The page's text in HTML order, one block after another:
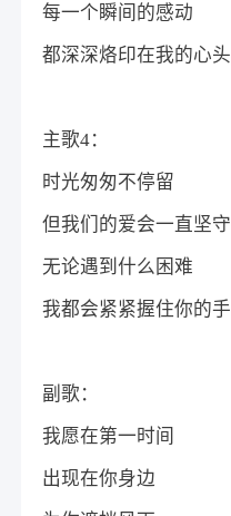
每一个瞬间的感动
都深深烙印在我的心头
主歌4：
时光匆匆不停留
但我们的爱会一直坚守
无论遇到什么困难
我都会紧紧握住你的手
副歌：
我愿在第一时间
出现在你身边